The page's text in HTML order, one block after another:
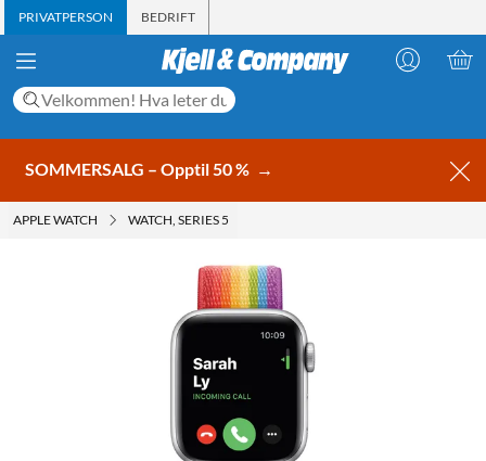
PRIVATPERSON BEDRIFT
SOMMERSALG – Opptil 50 % →
APPLE WATCH WATCH, SERIES 5